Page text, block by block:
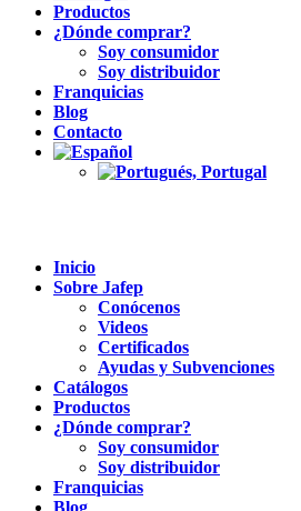
Productos
¿Dónde comprar?
Soy consumidor
Soy distribuidor
Franquicias
Blog
Contacto
Inicio
Sobre Jafep
Conócenos
Videos
Certificados
Ayudas y Subvenciones
Catálogos
Productos
¿Dónde comprar?
Soy consumidor
Soy distribuidor
Franquicias
Blog